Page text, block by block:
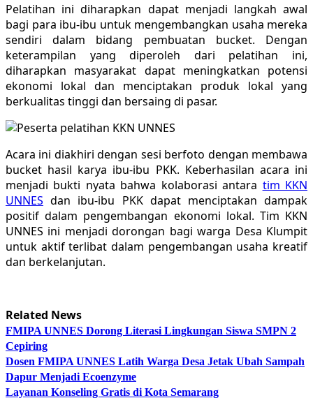
Pelatihan ini diharapkan dapat menjadi langkah awal
bagi para ibu-ibu untuk mengembangkan usaha mereka
sendiri dalam bidang pembuatan bucket. Dengan
keterampilan yang diperoleh dari pelatihan ini,
diharapkan masyarakat dapat meningkatkan potensi
ekonomi lokal dan menciptakan produk lokal yang
berkualitas tinggi dan bersaing di pasar.
Acara ini diakhiri dengan sesi berfoto dengan membawa
bucket hasil karya ibu-ibu PKK. Keberhasilan acara ini
menjadi bukti nyata bahwa kolaborasi antara tim KKN
UNNES dan ibu-ibu PKK dapat menciptakan dampak
positif dalam pengembangan ekonomi lokal. Tim KKN
UNNES ini menjadi dorongan bagi warga Desa Klumpit
untuk aktif terlibat dalam pengembangan usaha kreatif
dan berkelanjutan.
Related News
FMIPA UNNES Dorong Literasi Lingkungan Siswa SMPN 2
Cepiring
Dosen FMIPA UNNES Latih Warga Desa Jetak Ubah Sampah
Dapur Menjadi Ecoenzyme
Layanan Konseling Gratis di Kota Semarang